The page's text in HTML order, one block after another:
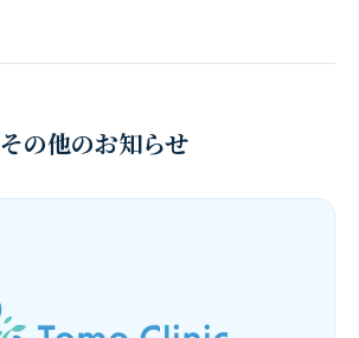
その他のお知らせ